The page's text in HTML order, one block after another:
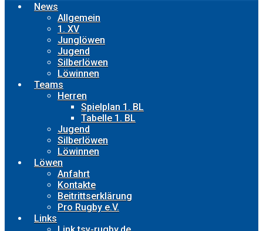
News
Allgemein
1. XV
Junglöwen
Jugend
Silberlöwen
Löwinnen
Teams
Herren
Spielplan 1. BL
Tabelle 1. BL
Jugend
Silberlöwen
Löwinnen
Löwen
Anfahrt
Kontakte
Beitrittserklärung
Pro Rugby e.V.
Links